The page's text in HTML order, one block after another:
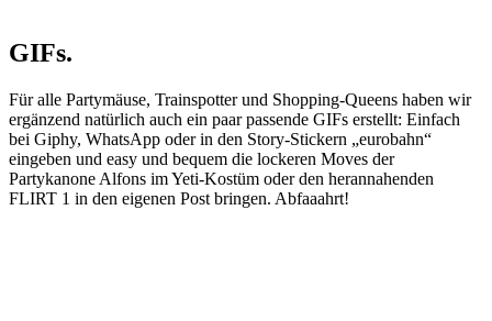
GIFs.
Für alle Partymäuse, Trainspotter und Shopping-Queens haben wir
ergänzend natürlich auch ein paar passende GIFs erstellt: Einfach
bei Giphy, WhatsApp oder in den Story-Stickern „eurobahn“
eingeben und easy und bequem die lockeren Moves der
Partykanone Alfons im Yeti-Kostüm oder den herannahenden
FLIRT 1 in den eigenen Post bringen. Abfaaahrt!